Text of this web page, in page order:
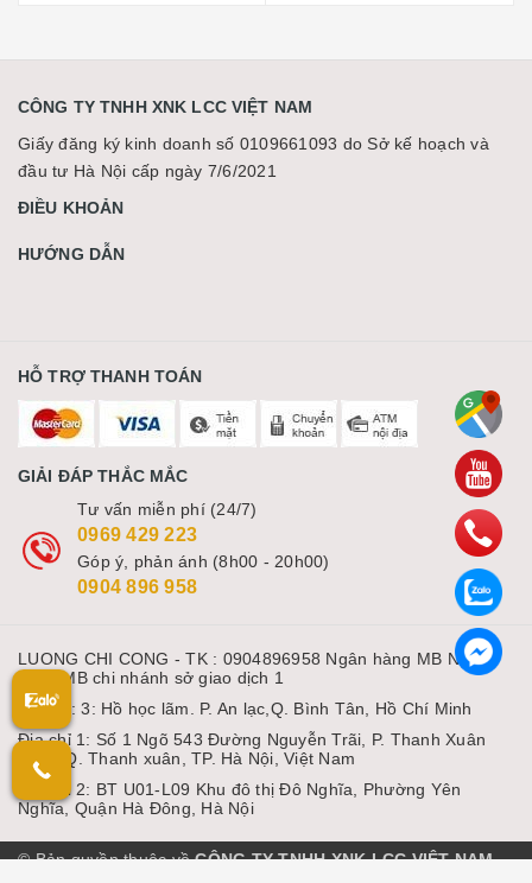
CÔNG TY TNHH XNK LCC VIỆT NAM
Giấy đăng ký kinh doanh số 0109661093 do Sở kế hoạch và
đầu tư Hà Nội cấp ngày 7/6/2021
ĐIỀU KHOẢN
HƯỚNG DẪN
HỖ TRỢ THANH TOÁN
GIẢI ĐÁP THẮC MẮC
Tư vấn miễn phí (24/7)
0969 429 223
Góp ý, phản ánh (8h00 - 20h00)
0904 896 958
LUONG CHI CONG - TK : 0904896958 Ngân hàng MB Ngân
hàng MB chi nhánh sở giao dịch 1
Địa chỉ: 3: Hồ học lãm. P. An lạc,Q. Bình Tân, Hồ Chí Minh
Địa chỉ 1: Số 1 Ngõ 543 Đường Nguyễn Trãi, P. Thanh Xuân
Nam, Q. Thanh xuân, TP. Hà Nội, Việt Nam
Địa chỉ 2: BT U01-L09 Khu đô thị Đô Nghĩa, Phường Yên
Nghĩa, Quận Hà Đông, Hà Nội
© Bản quyền thuộc vềCÔNG TY TNHH XNK LCC VIỆT NAM